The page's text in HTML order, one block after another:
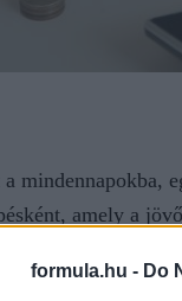
formula.hu - Do
mindennapokba,
amely a
átlátható és
hiszen